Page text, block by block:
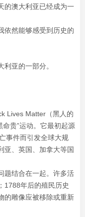
的澳大利亚已经成为一
依然能够感受到历史的
亚的一部分。
Lives Matter（黑人的
命贵”运动。它最初起源
事件而引发全球大规
亚、英国、加拿大等国
题结合在一起。许多活
1788年后的殖民历史
的雕像应被移除或重新